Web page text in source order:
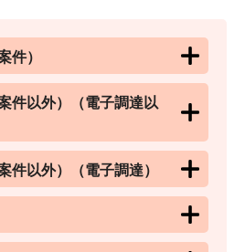
件）
件以外）（電子調達以
件以外）（電子調達）